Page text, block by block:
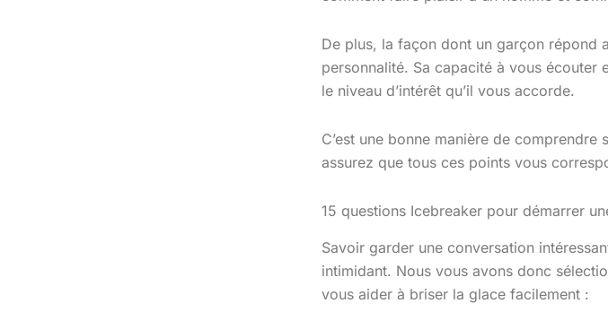
De plus, la façon dont un garçon répond
personnalité. Sa capacité à vous écouter
le niveau d’intérêt qu’il vous accorde.
C’est une bonne manière de comprendre
assurez que tous ces points vous
15 questions Icebreaker pour démarrer
Savoir garder une conversation
intimidant. Nous vous avons donc
vous aider à briser la glace facilement :